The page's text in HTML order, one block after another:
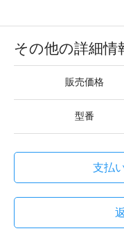
その他の詳細情
販売価格
型番
支払